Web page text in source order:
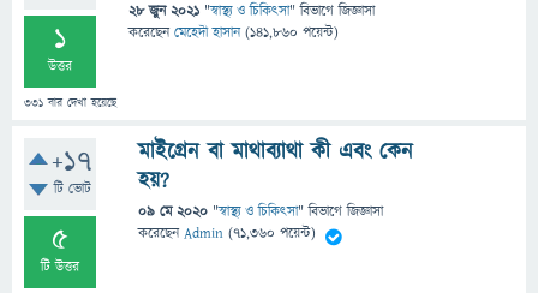
1
উত্তর
331 বার দেখা হয়েছে
28 জুন 2021 "স্বাস্থ্য ও চিকিৎসা" বিভাগে জিজ্ঞাসা
করেছেনমেহেদী হাসান (141,860 পয়েন্ট)
+17
টি ভোট
5
টি উত্তর
মাইগ্রেন বা মাথাব্যাথা কী এবং কেন
হয়?
09 মে 2020 "স্বাস্থ্য ও চিকিৎসা" বিভাগে জিজ্ঞাসা
করেছেনAdmin (71,360 পয়েন্ট)